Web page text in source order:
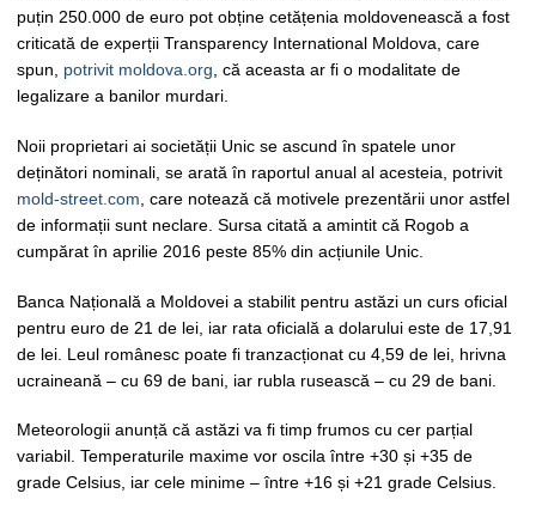
puțin 250.000 de euro pot obține cetățenia moldovenească a fost
criticată de experții Transparency International Moldova, care
spun, potrivit moldova.org , că aceasta ar fi o modalitate de
legalizare a banilor murdari.
Noii proprietari ai societății Unic se ascund în spatele unor
deținători nominali, se arată în raportul anual al acesteia, potrivit
mold-street.com , care notează că motivele prezentării unor astfel
de informații sunt neclare. Sursa citată a amintit că Rogob a
cumpărat în aprilie 2016 peste 85% din acțiunile Unic.
Banca Națională a Moldovei a stabilit pentru astăzi un curs oficial
pentru euro de 21 de lei, iar rata oficială a dolarului este de 17,91
de lei. Leul românesc poate fi tranzacționat cu 4,59 de lei, hrivna
ucraineană – cu 69 de bani, iar rubla rusească – cu 29 de bani.
Meteorologii anunță că astăzi va fi timp frumos cu cer parțial
variabil. Temperaturile maxime vor oscila între +30 și +35 de
grade Celsius, iar cele minime – între +16 și +21 grade Celsius.